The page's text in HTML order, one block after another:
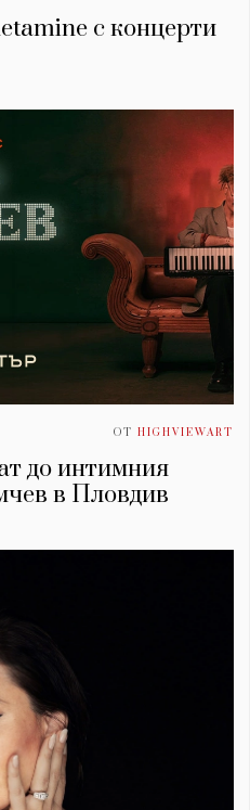
с концерти
ОТ HIGHVIEWART
до интимния
в Пловдив